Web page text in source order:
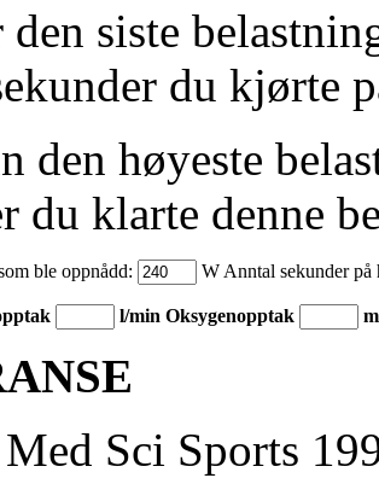
den siste
du kjørte
den høyeste
du klarte denne
ble oppnådd: W Anntal sekunder på
l/min Oksygenopptak
Med Sci Sports